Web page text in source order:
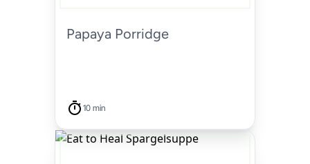
Papaya Porridge
10 min